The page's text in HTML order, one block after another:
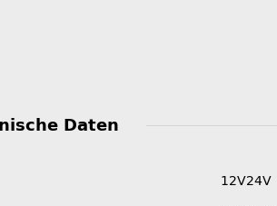
Daten
12V24V